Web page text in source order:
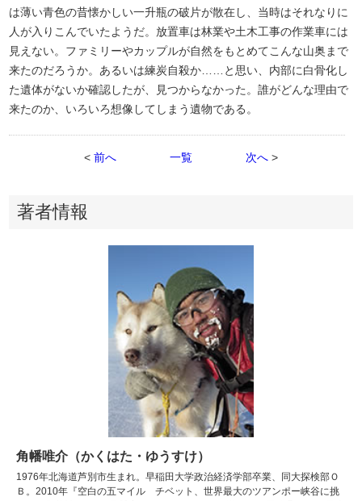
は薄い青色の昔懐かしい一升瓶の破片が散在し、当時はそれなりに
人が入りこんでいたようだ。放置車は林業や土木工事の作業車には
見えない。ファミリーやカップルが自然をもとめてこんな山奥まで
来たのだろうか。あるいは練炭自殺か……と思い、内部に白骨化し
た遺体がないか確認したが、見つからなかった。誰がどんな理由で
来たのか、いろいろ想像してしまう遺物である。
< 前へ 一覧 次へ >
著者情報
角幡唯介（かくはた・ゆうすけ）
1976年北海道芦別市生まれ。早稲田大学政治経済学部卒業、同大探検部Ｏ
Ｂ。2010年『空白の五マイル チベット、世界最大のツアンポー峡谷に挑